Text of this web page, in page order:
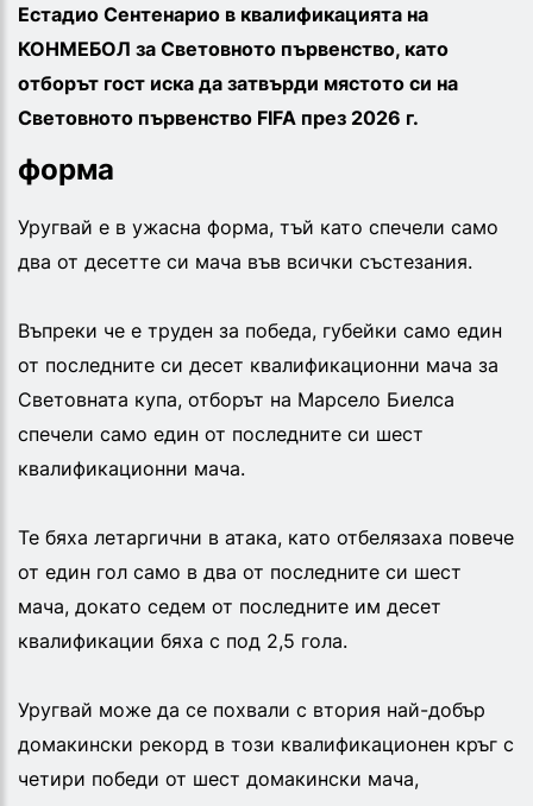
Естадио Сентенарио в квалификацията на
КОНМЕБОЛ за Световното първенство, като
отборът гост иска да затвърди мястото си на
Световното първенство FIFA през 2026 г.
форма
Уругвай е в ужасна форма, тъй като спечели само
два от десетте си мача във всички състезания.
Въпреки че е труден за победа, губейки само един
от последните си десет квалификационни мача за
Световната купа, отборът на Марсело Биелса
спечели само един от последните си шест
квалификационни мача.
Те бяха летаргични в атака, като отбелязаха повече
от един гол само в два от последните си шест
мача, докато седем от последните им десет
квалификации бяха с под 2,5 гола.
Уругвай може да се похвали с втория най-добър
домакински рекорд в този квалификационен кръг с
четири победи от шест домакински мача,